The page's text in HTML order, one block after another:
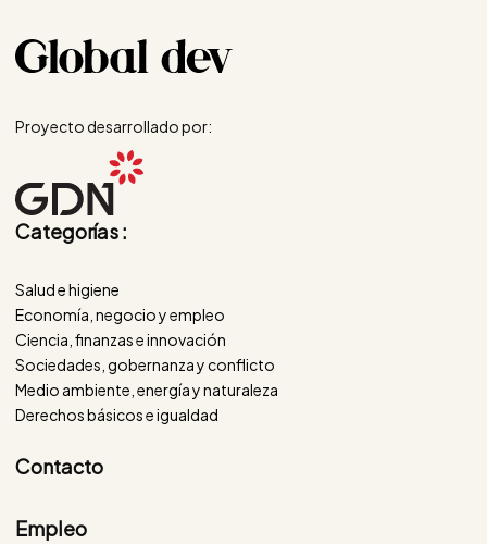
Proyecto desarrollado por:
Categorías :
Salud e higiene
Economía, negocio y empleo
Ciencia, finanzas e innovación
Sociedades, gobernanza y conflicto
Medio ambiente, energía y naturaleza
Derechos básicos e igualdad
Contacto
Empleo